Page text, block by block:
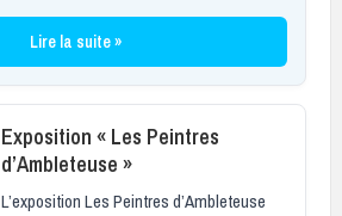
Lire la suite »
Exposition « Les Peintres
d’Ambleteuse »
L’exposition Les Peintres d’Ambleteuse